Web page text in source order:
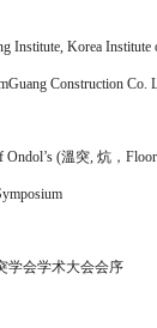
Institute, Korea
Construction Co.
Ondol’s (溫突, 炕，
学会学术大会会序